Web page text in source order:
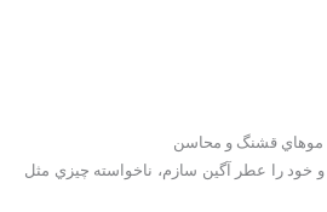
موهاي قشنگ و محاسن
خود را عطر آگين سازم، ناخواسته چيزي مثل